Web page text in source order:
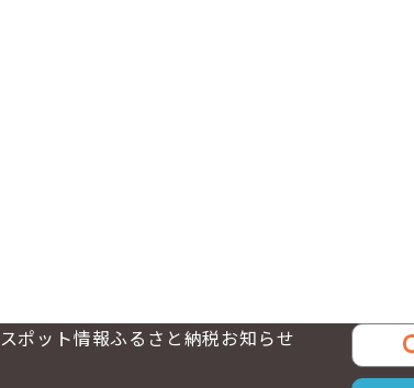
スポット情報ふるさと納税お知らせ